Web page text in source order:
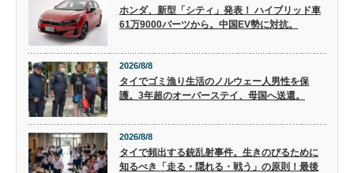
ホンダ、新型「シティ」発表！ ハイブリッド車
61万9000バーツから。中国EV勢に対抗。
2026/8/8
タイでゴミ漁り生活のノルウェー人男性を保
護。3年超のオーバーステイ、母国へ送還。
2026/8/8
タイで頻出する銃乱射事件。生きのびるために
知るべき「走る・隠れる・戦う」の原則！最後